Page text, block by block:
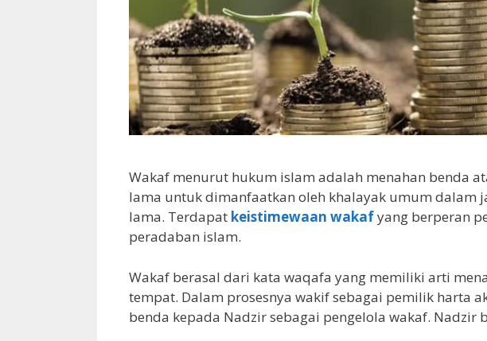
Wakaf menurut hukum islam adalah menahan benda
lama untuk dimanfaatkan oleh khalayak umum dalam
lama. Terdapat keistimewaan wakafyang berperan
peradaban islam.
Wakaf berasal dari kata waqafa yang memiliki arti
tempat. Dalam prosesnya wakif sebagai pemilik harta
benda kepada Nadzir sebagai pengelola wakaf. Nadzir